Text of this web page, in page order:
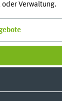
Verwaltung.